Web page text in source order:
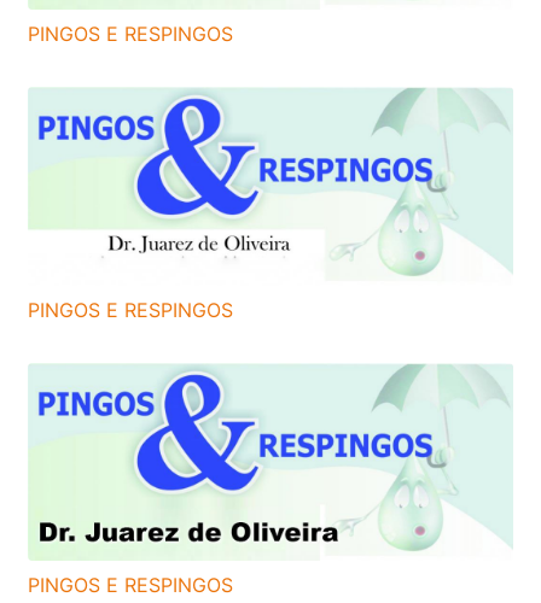
PINGOS E RESPINGOS
PINGOS E RESPINGOS
PINGOS E RESPINGOS